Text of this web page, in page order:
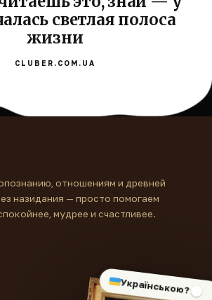
светлая полоса
жизни
CLUBER.COM.UA
Українською?
отношениям и древней
назидания — просто помогаем
мудрее и счастливее.